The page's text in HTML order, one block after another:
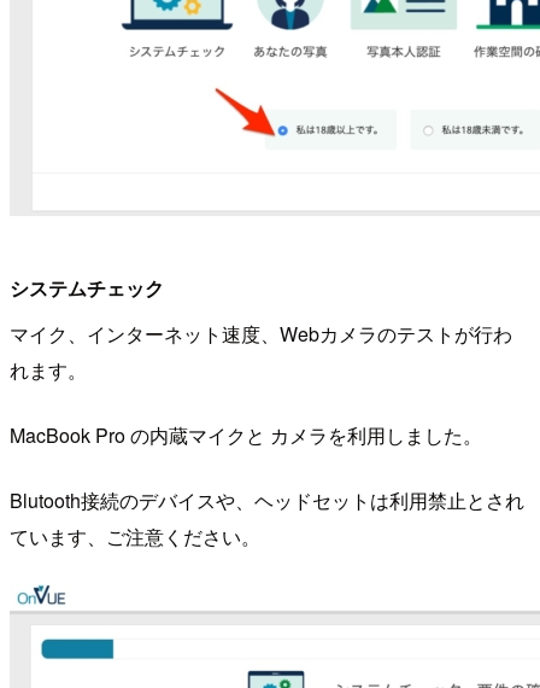
システムチェック
マイク、インターネット速度、Webカメラのテストが行わ
れます。
MacBook Pro の内蔵マイクと カメラを利用しました。
Blutooth接続のデバイスや、ヘッドセットは利用禁止とされ
ています、ご注意ください。